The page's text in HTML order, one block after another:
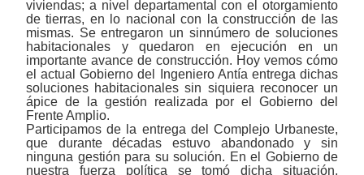
viviendas; a nivel departamental con el otorgamiento
de tierras, en lo nacional con la construcción de las
mismas. Se entregaron un sinnúmero de soluciones
habitacionales y quedaron en ejecución en un
importante avance de construcción. Hoy vemos cómo
el actual Gobierno del Ingeniero Antía entrega dichas
soluciones habitacionales sin siquiera reconocer un
ápice de la gestión realizada por el Gobierno del
Frente Amplio.
Participamos de la entrega del Complejo Urbaneste,
que durante décadas estuvo abandonado y sin
ninguna gestión para su solución. En el Gobierno de
nuestra fuerza política se tomó dicha situación,